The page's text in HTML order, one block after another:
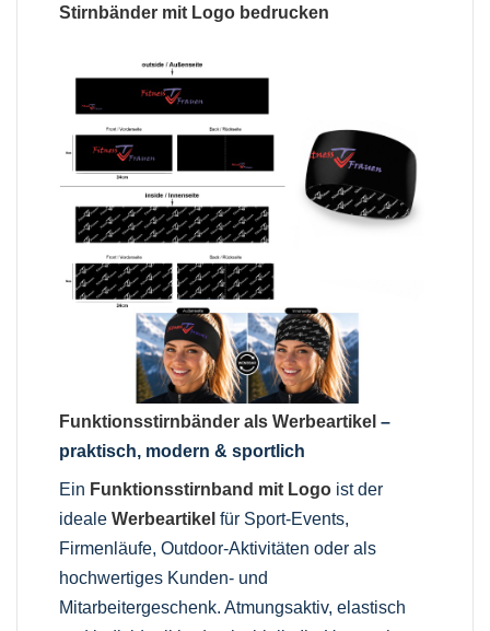
Stirnbänder mit Logo bedrucken
Funktionsstirnbänder als Werbeartikel –
praktisch, modern & sportlich
Ein Funktionsstirnband mit Logo ist der
idealeWerbeartikel für Sport-Events,
Firmenläufe, Outdoor-Aktivitäten oder als
hochwertiges Kunden- und
Mitarbeitergeschenk. Atmungsaktiv, elastisch